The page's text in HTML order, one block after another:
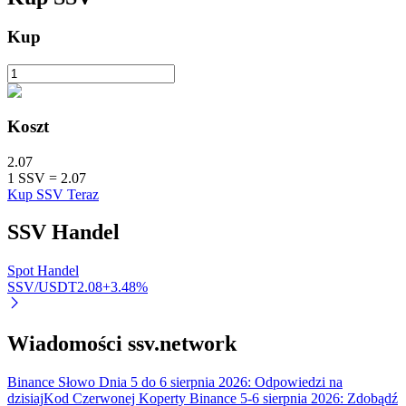
Automatyczna inwestycja
Naucz się stakingu
Dowiedz się, jak uzyskać dochód pasywny
Kup
Koszt
2.07
1 SSV = 2.07
Kup SSV Teraz
SSV Handel
Spot Handel
SSV/USDT2.08+3.48%
Wiadomości ssv.network
Binance Słowo Dnia 5 do 6 sierpnia 2026: Odpowiedzi na
dzisiajKod Czerwonej Koperty Binance 5-6 sierpnia 2026: Zdobądź